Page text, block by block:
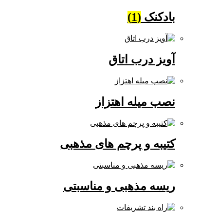
آویز درب اتاق
نصب میله اهتزاز
کتیبه و پرچم های مذهبی
ریسه مذهبی و مناسبتی